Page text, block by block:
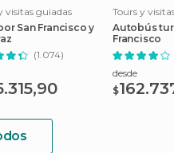
visitas guiadas
San Francisco y
(1.074)
Tours y
Autobús
Francisco
desde
$